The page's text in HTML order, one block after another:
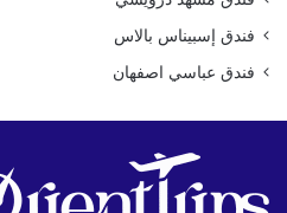
فندق إسبيناس بالاس
فندق عباسي اصفهان